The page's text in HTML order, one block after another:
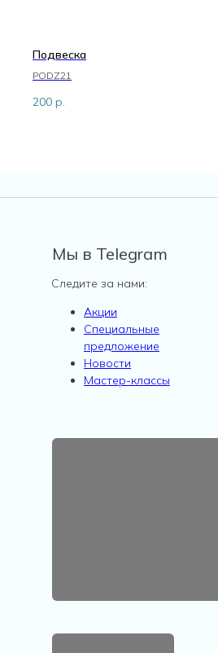
Подвеска
PODZ21
200 р.
Следите за нами:
Акции
Специальные
предложение
Новости
Мастер-классы
Мы в Telegram